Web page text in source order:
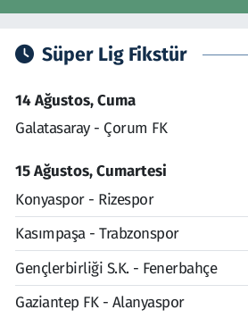
Süper Lig Fikstür
14 Ağustos, Cuma
Galatasaray - Çorum FK
15 Ağustos, Cumartesi
Konyaspor - Rizespor
Kasımpaşa - Trabzonspor
Gençlerbirliği S.K. - Fenerbahçe
Gaziantep FK - Alanyaspor